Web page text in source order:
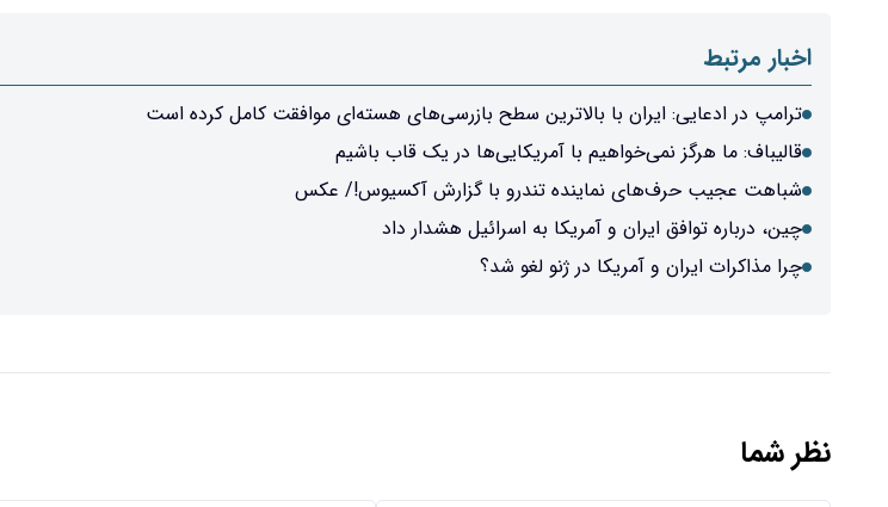
اخبار مرتبط
ترامپ در ادعایی: ایران با بالاترین سطح بازرسی‌های هسته‌ای موافقت کامل کرده است
قالیباف: ما هرگز نمی‌خواهیم با آمریکایی‌ها در یک قاب باشیم
شباهت عجیب حرف‌های نماینده تندرو با گزارش آکسیوس!/ عکس
چین، درباره توافق ایران و آمریکا به اسرائیل هشدار داد
چرا مذاکرات ایران و آمریکا در ژنو لغو شد؟
نظر شما